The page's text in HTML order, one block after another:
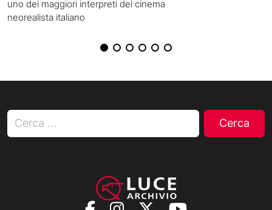
uno dei maggiori interpreti del cinema
neorealista italiano
Ricerca per: